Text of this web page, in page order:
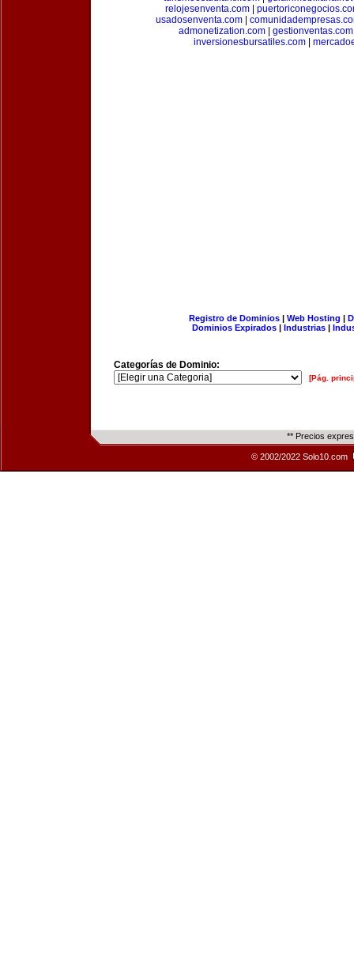
relojesenventa.com|
usadosenventa.com|
admonetization.com| gestionventas.com
inversionesbursatiles.com|
Registro de Dominios| Web Hosting |
Dominios Expirados | Industrias |
Categorías de Dominio:
[Pág.
** Precios
© 2002/2022 Solo10.com